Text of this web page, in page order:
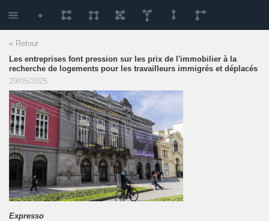
« Retour
Les entreprises font pression sur les prix de l'immobilier à la
recherche de logements pour les travailleurs immigrés et déplacés
29/05/2025
Expresso